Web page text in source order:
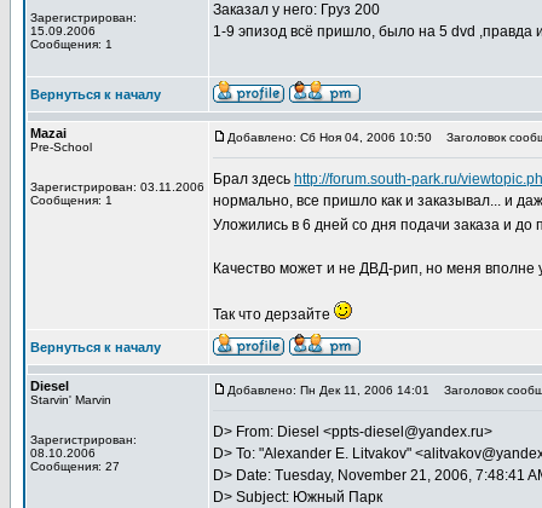
Зарегистрирован:
15.09.2006
Сообщения: 1
Заказал у него: Груз 200
1-9 эпизод всё пришло, было на 5 dvd
Вернуться к началу
Mazai
Pre-School
Зарегистрирован: 03.11.2006
Сообщения: 1
Добавлено: Сб Ноя 04, 2006 10:50 Заголовок
Брал здесь http://forum.south-park.ru/
нормально, все пришло как и заказывал... и
Уложились в 6 дней со дня подачи заказа и
Качество может и не ДВД-рип, но меня вполне
Так что дерзайте
Вернуться к началу
Diesel
Starvin' Marvin
Зарегистрирован:
08.10.2006
Сообщения: 27
Добавлено: Пн Дек 11, 2006 14:01 Заголовок
D> From: Diesel <ppts-diesel@yandex.ru>
D> To: "Alexander E. Litvakov"
D> Date: Tuesday, November 21, 2006, 7:48:41
D> Subject: Южный Парк